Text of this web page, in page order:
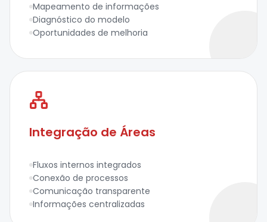
Mapeamento de informações
Diagnóstico do modelo
Oportunidades de melhoria
Integração de Áreas
Fluxos internos integrados
Conexão de processos
Comunicação transparente
Informações centralizadas